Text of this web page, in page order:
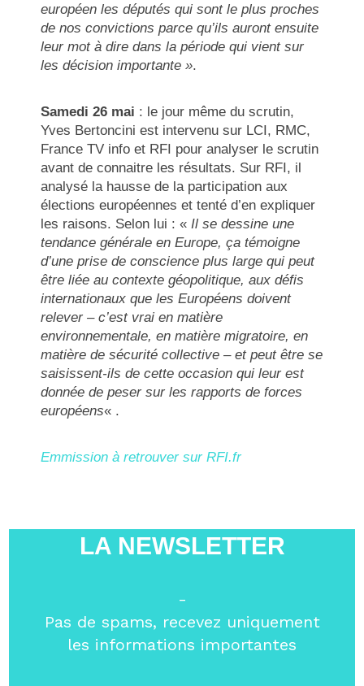
européen les députés qui sont le plus proches
de nos convictions parce qu’ils auront ensuite
leur mot à dire dans la période qui vient sur
les décision importante ».
Samedi 26 mai : le jour même du scrutin,
Yves Bertoncini est intervenu sur LCI, RMC,
France TV info et RFI pour analyser le scrutin
avant de connaitre les résultats. Sur RFI, il
analysé la hausse de la participation aux
élections européennes et tenté d’en expliquer
les raisons. Selon lui : «Il se dessine une
tendance générale en Europe, ça témoigne
d’une prise de conscience plus large qui peut
être liée au contexte géopolitique, aux défis
internationaux que les Européens doivent
relever – c’est vrai en matière
environnementale, en matière migratoire, en
matière de sécurité collective – et peut être se
saisissent-ils de cette occasion qui leur est
donnée de peser sur les rapports de forces
européens« .
Emmission à retrouver sur RFI.fr
LA NEWSLETTER
-
Pas de spams, recevez uniquement
les informations importantes